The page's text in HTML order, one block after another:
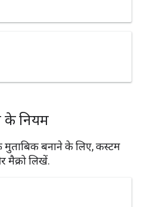
के नियम
बनाने के लिए, कस्टम
मैक्रो लिखें.